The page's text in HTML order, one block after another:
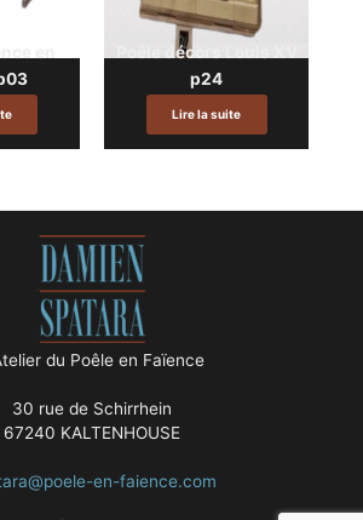
Poêle décors Louis XV
p24
Lire la suite
du Poêle en Faïence
30 rue de Schirrhein
67240 KALTENHOUSE
en-faience.com